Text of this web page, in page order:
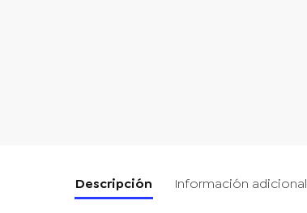
Descripción Información adicional